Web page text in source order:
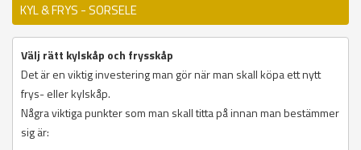
KYL & FRYS - SORSELE
Välj rätt kylskåp och frysskåp
Det är en viktig investering man gör när man skall köpa ett nytt
frys- eller kylskåp.
Några viktiga punkter som man skall titta på innan man bestämmer
sig är: